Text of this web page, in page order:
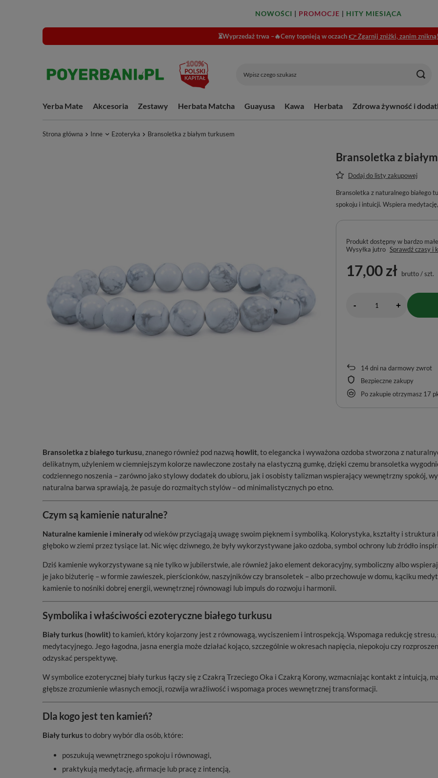
NOWOŚCI | PROMOCJE | HITY MIESIĄCA
⏳Wyprzedaż trwa –🔥Ceny topnieją w oczach 👉 Zgarnij zniżki, zanim znikną!
Yerba Mate Akcesoria Zestawy Herbata Matcha Guayusa Kawa Herbata Zdrowa żywność i
Strona główna Inne Ezoteryka Bransoletka z białym turkusem
Bransoletka z
Dodaj do listy zakupowej
Bransoletka z naturalnego białego
spokoju i intuicji. Wspiera
14dni na darmowy zwrot
Bezpieczne zakupy
Po zakupie otrzymasz 17
Produkt dostępny w bardzo
Wysyłka jutro Sprawdź czasy i
17,00 zł brutto/szt.
- +
Bransoletka z białego turkusu, znanego również pod nazwą howlit, to elegancka i wyważona ozdoba stworzona z
delikatnym, użyleniem w ciemniejszym kolorze nawleczone zostały na elastyczną gumkę, dzięki czemu bransoletka
codziennego noszenia – zarówno jako stylowy dodatek do ubioru, jak i osobisty talizman wspierający wewnętrzny spokój,
naturalna barwa sprawiają, że pasuje do rozmaitych stylów – od minimalistycznych po etno.
Czym są kamienie naturalne?
Naturalne kamienie i minerałyod wieków przyciągają uwagę swoim pięknem i symboliką. Kolorystyka, kształty i struktura
głęboko w ziemi przez tysiące lat. Nic więc dziwnego, że były wykorzystywane jako ozdoba, symbol ochrony lub źródło
Dziś kamienie wykorzystywane są nie tylko w jubilerstwie, ale również jako element dekoracyjny, symboliczny albo
je jako biżuterię – w formie zawieszek, pierścionków, naszyjników czy bransoletek – albo przechowuje w domu, kąciku
kamienie to nośniki dobrej energii, wewnętrznej równowagi lub impuls do rozwoju i harmonii.
Symbolika i właściwości ezoteryczne białego turkusu
Biały turkus (howlit) to kamień, który kojarzony jest z równowagą, wyciszeniem i introspekcją. Wspomaga redukcję
medytacyjnego. Jego łagodna, jasna energia może działać kojąco, szczególnie w okresach napięcia, niepokoju czy
odzyskać perspektywę.
W symbolice ezoterycznej biały turkus łączy się z Czakrą Trzeciego Oka i Czakrą Korony, wzmacniając kontakt z intuicją,
głębsze zrozumienie własnych emocji, rozwija wrażliwość i wspomaga proces wewnętrznej transformacji.
Dla kogo jest ten kamień?
Biały turkus to dobry wybór dla osób, które:
poszukują wewnętrznego spokoju i równowagi,
praktykują medytację, afirmacje lub pracę z intencją,